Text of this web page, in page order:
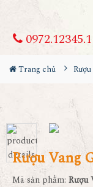
0972.12345.1
Trang chủ
Rượu Vang
Mã sản phẩm: Rượu